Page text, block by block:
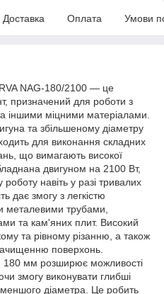
Доставка Оплата Умови
NAG-180/2100 — це
призначений для роботи з
міцними матеріалами.
та збільшеному діаметру
для виконання складних
що вимагають високої
двигуном на 2100 Вт,
навіть у разі тривалих
дає змогу з легкістю
металевими трубами,
та кам'яних плит. Високий
та рівному різанню, а також
поверхонь.
180 мм розширює можливості
змогу виконувати глибші
діаметра. Це робить